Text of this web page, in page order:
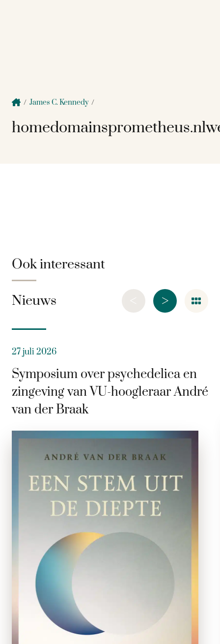
/ James C. Kennedy/
Ook interessant
Nieuws >
<
27 juli 2026
Symposium over psychedelica en
zingeving van VU-hoogleraar André
van der Braak